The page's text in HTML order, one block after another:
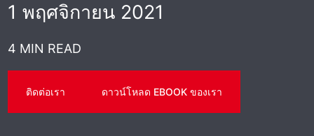
1 พฤศจิกายน 2021
4 MIN READ
ติดต่อเรา ดาวน์โหลด EBOOK ของเรา